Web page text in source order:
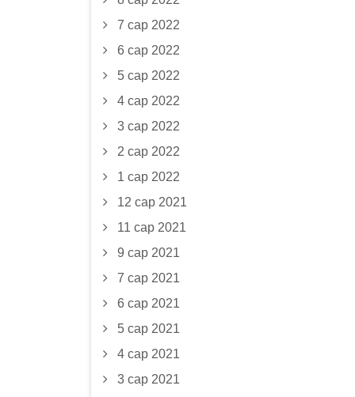
7 сар 2022
6 сар 2022
5 сар 2022
4 сар 2022
3 сар 2022
2 сар 2022
1 сар 2022
12 сар 2021
11 сар 2021
9 сар 2021
7 сар 2021
6 сар 2021
5 сар 2021
4 сар 2021
3 сар 2021